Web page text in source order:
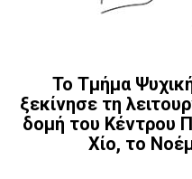
Το Τμήμα
ξεκίνησε τη
δομή του Κέντρου
Χίο, το